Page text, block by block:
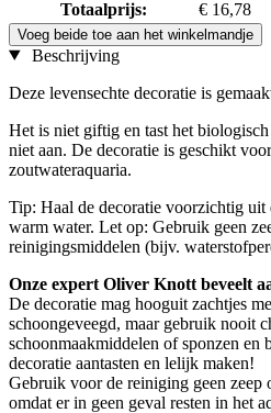
Totaalprijs: € 16,78
Voeg beide toe aan het winkelmandje
Beschrijving
Deze levensechte decoratie is
Het is niet giftig en tast het
niet aan. De decoratie is geschikt
zoutwateraquaria.
Tip: Haal de decoratie voorzichtig
warm water. Let op: Gebruik geen
reinigingsmiddelen (bijv.
Onze expert Oliver Knott beveelt
De decoratie mag hooguit zachtjes
schoongeveegd, maar gebruik nooit
schoonmaakmiddelen of sponzen en
decoratie aantasten en lelijk maken!
Gebruik voor de reiniging geen zeep
omdat er in geen geval resten in het